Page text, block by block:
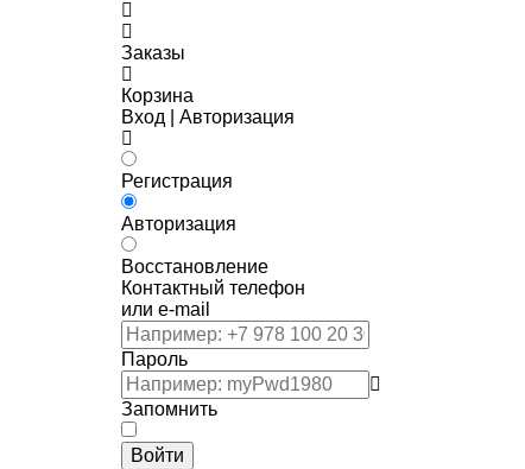
Заказы
Корзина
Вход | Авторизация
Регистрация
Авторизация
Восстановление
Контактный телефон
или e-mail
Пароль
Запомнить
Войти